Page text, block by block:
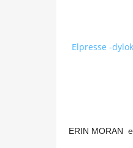
Elpresse -
ERIN MORAN